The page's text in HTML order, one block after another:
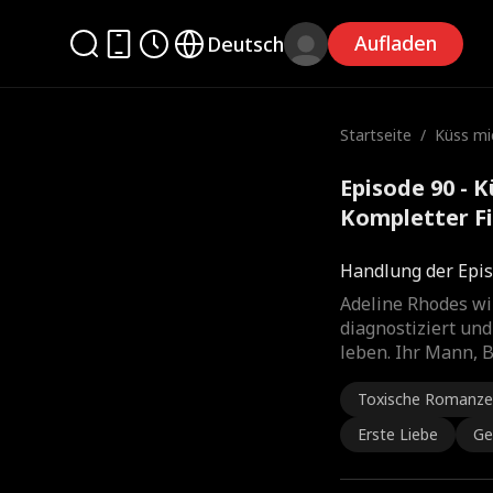
Deutsch Aufladen
Startseite / Küss
Episode 90 -
Kompletter
Handlung der
Adeline Rhodes
diagnostiziert
leben. Ihr Mann,
Toxische Romanze
Erste Liebe